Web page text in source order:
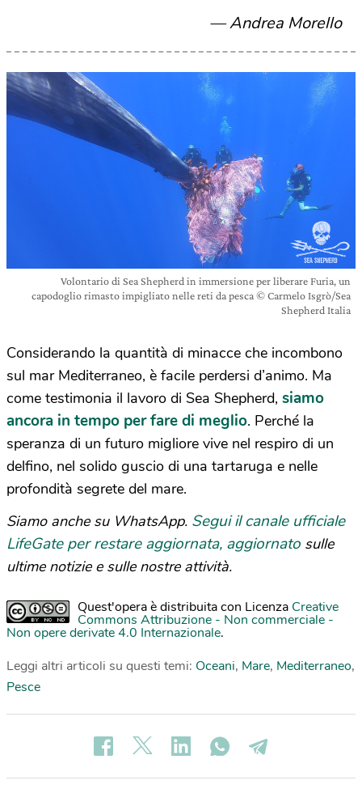
Andrea Morello
Volontario di Sea Shepherd in immersione per liberare Furia, un
capodoglio rimasto impigliato nelle reti da pesca © Carmelo Isgrò/Sea
Shepherd Italia
Considerando la quantità di minacce che incombono
sul mar Mediterraneo, è facile perdersi d’animo. Ma
come testimonia il lavoro di Sea Shepherd, siamo
ancora in tempo per fare di meglio. Perché la
speranza di un futuro migliore vive nel respiro di un
delfino, nel solido guscio di una tartaruga e nelle
profondità segrete del mare.
Siamo anche su WhatsApp. Segui il canale ufficiale
LifeGate per restare aggiornata, aggiornato sulle
ultime notizie e sulle nostre attività.
Quest'opera è distribuita con Licenza Creative
Commons Attribuzione - Non commerciale -
Non opere derivate 4.0 Internazionale.
Leggi altri articoli su questi temi: Oceani, Mare, Mediterraneo,
Pesce